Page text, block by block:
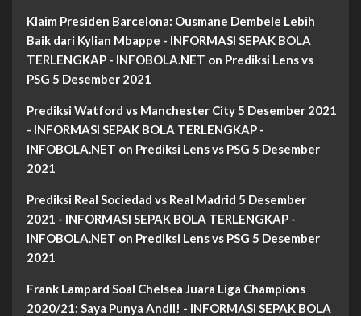
Klaim Presiden Barcelona: Ousmane Dembele Lebih
Baik dari Kylian Mbappe - INFORMASI SEPAK BOLA
TERLENGKAP - INFOBOLA.NET on Prediksi Lens vs
PSG 5 Desember 2021
Prediksi Watford vs Manchester City 5 Desember 2021
- INFORMASI SEPAK BOLA TERLENGKAP -
INFOBOLA.NET on Prediksi Lens vs PSG 5 Desember
2021
Prediksi Real Sociedad vs Real Madrid 5 Desember
2021 - INFORMASI SEPAK BOLA TERLENGKAP -
INFOBOLA.NET on Prediksi Lens vs PSG 5 Desember
2021
Frank Lampard Soal Chelsea Juara Liga Champions
2020/21: Saya Punya Andil! - INFORMASI SEPAK BOLA